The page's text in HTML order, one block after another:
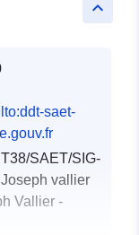
keyboard_arrow_up
saet-
SAET/SIG-
vallier
Vallier -